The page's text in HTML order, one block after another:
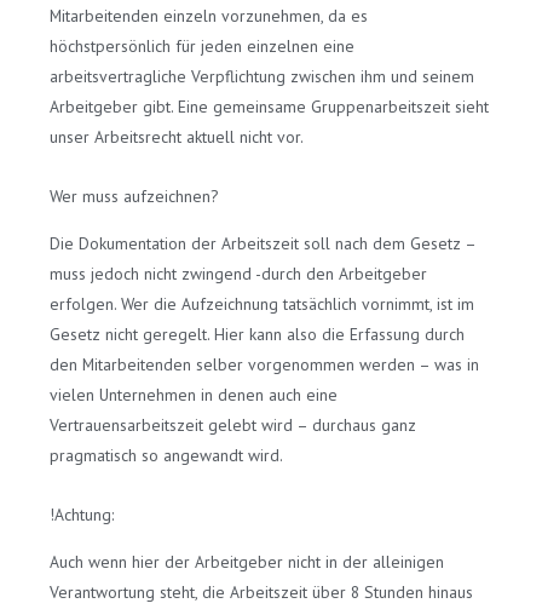
Mitarbeitenden einzeln vorzunehmen, da es
höchstpersönlich für jeden einzelnen eine
arbeitsvertragliche Verpflichtung zwischen ihm und seinem
Arbeitgeber gibt. Eine gemeinsame Gruppenarbeitszeit sieht
unser Arbeitsrecht aktuell nicht vor.
Wer muss aufzeichnen?
Die Dokumentation der Arbeitszeit soll nach dem Gesetz –
muss jedoch nicht zwingend -durch den Arbeitgeber
erfolgen. Wer die Aufzeichnung tatsächlich vornimmt, ist im
Gesetz nicht geregelt. Hier kann also die Erfassung durch
den Mitarbeitenden selber vorgenommen werden – was in
vielen Unternehmen in denen auch eine
Vertrauensarbeitszeit gelebt wird – durchaus ganz
pragmatisch so angewandt wird.
!Achtung:
Auch wenn hier der Arbeitgeber nicht in der alleinigen
Verantwortung steht, die Arbeitszeit über 8 Stunden hinaus